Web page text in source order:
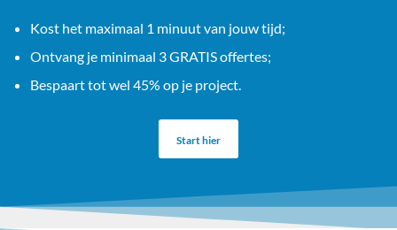
Kost het maximaal 1 minuut van jouw tijd;
Ontvang je minimaal 3 GRATIS offertes;
Bespaart tot wel 45% op je project.
Start hier